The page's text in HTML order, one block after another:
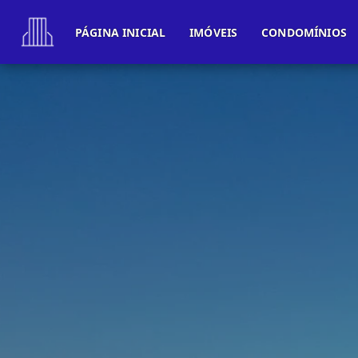
PÁGINA INICIAL IMÓVEIS CONDOMÍNIOS